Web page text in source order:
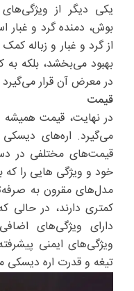
یکی دیگر از
بوش، دمنده گرد و
از گرد و غبار و زباله
بهبود می‌بخشد، بلکه به
در معرض آن قرار
قیمت
در نهایت، قیمت همیشه
می‌گیرد. اره‌های
قیمت‌های مختلفی در
خود و ویژگی هایی را که
مدل‌های مقرون‌ به
کمتری دارند، در حالی
دارای ویژگی‌های
ویژگی‌های ایمنی
تیغه و قدرت اره